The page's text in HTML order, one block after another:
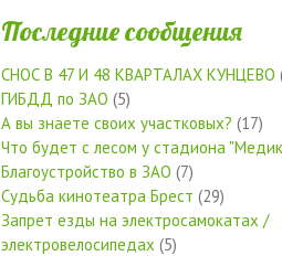
Последние сообщения
СНОС В 47 И 48 КВАРТАЛАХ КУНЦЕВО
ГИБДД по ЗАО (5)
А вы знаете своих участковых? (17)
Что будет с лесом у стадиона
Благоустройство в ЗАО (7)
Судьба кинотеатра Брест (29)
Запрет езды на электросамокатах /
электровелосипедах (5)